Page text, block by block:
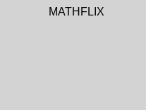
MATHFLIX